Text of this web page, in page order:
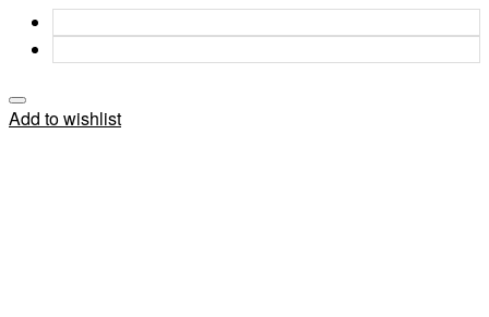
Add to wishlist